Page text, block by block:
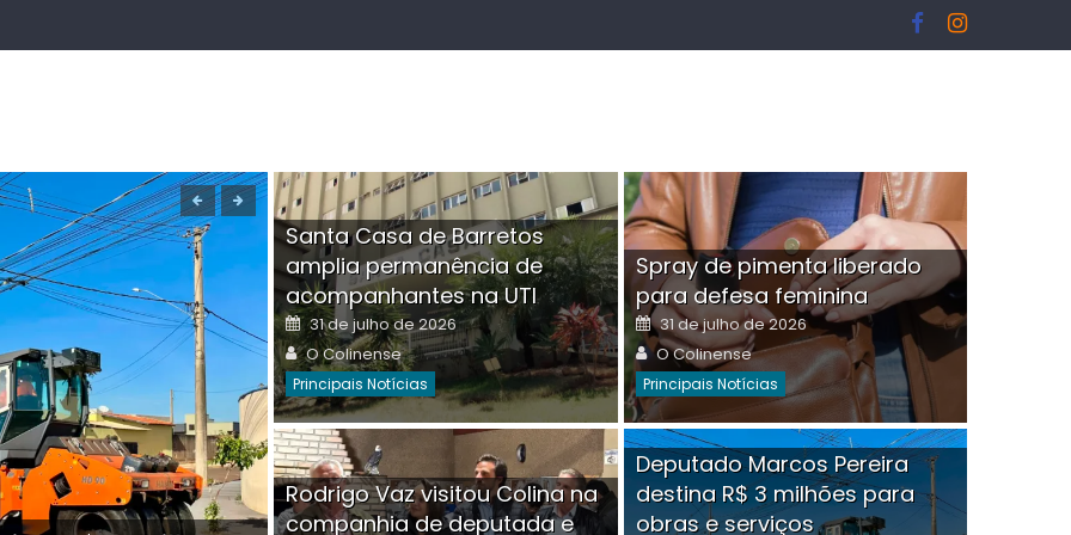
Boutique na Av. Ângelo Martins Tristão é
invadida por criminoso mascarado
Posted
30 de julho de 2026 Author
O Colinense Comment(0)
Santa Casa de Barretos
amplia permanência de
acompanhantes na UTI
Posted
on
31 de julho de 2026
Author
O Colinense
Principais Notícias
Spray de pimenta liberado
para defesa feminina
Posted
on
31 de julho de 2026
Author
O Colinense
Principais Notícias
Rodrigo Vaz visitou Colina na
companhia de deputada e
Deputado Marcos Pereira
destina R$ 3 milhões para
obras e serviços